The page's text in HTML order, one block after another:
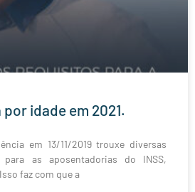
idade em 2021.
em 13/11/2019 trouxe diversas
as aposentadorias do INSS,
faz com que a